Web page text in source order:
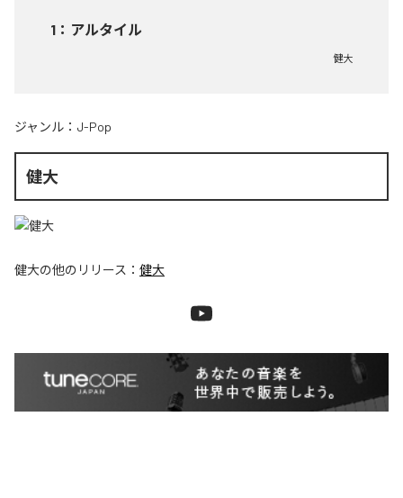
1 ： アルタイル
健大
ジャンル： J-Pop
健大
健大の他のリリース： 健大